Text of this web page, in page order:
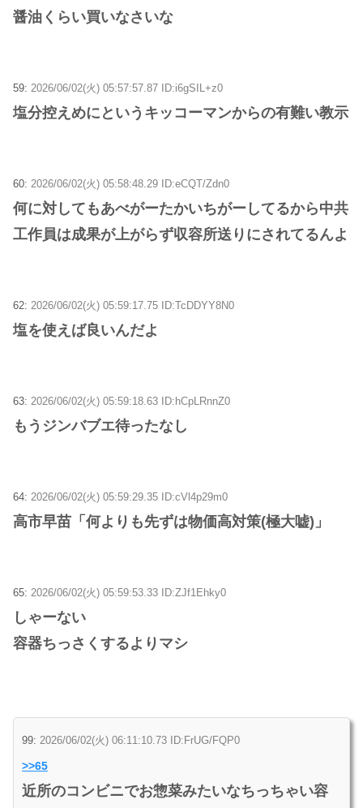
醤油くらい買いなさいな
59: 2026/06/02(火) 05:57:57.87 ID:i6gSIL+z0
塩分控えめにというキッコーマンからの有難い教示
60: 2026/06/02(火) 05:58:48.29 ID:eCQT/Zdn0
何に対してもあべがーたかいちがーしてるから中共
工作員は成果が上がらず収容所送りにされてるんよ
62: 2026/06/02(火) 05:59:17.75 ID:TcDDYY8N0
塩を使えば良いんだよ
63: 2026/06/02(火) 05:59:18.63 ID:hCpLRnnZ0
もうジンバブエ待ったなし
64: 2026/06/02(火) 05:59:29.35 ID:cVl4p29m0
高市早苗「何よりも先ずは物価高対策(極大嘘)」
65: 2026/06/02(火) 05:59:53.33 ID:ZJf1Ehky0
しゃーない
容器ちっさくするよりマシ
99: 2026/06/02(火) 06:11:10.73 ID:FrUG/FQP0
>>65
近所のコンビニでお惣菜みたいなちっちゃい容